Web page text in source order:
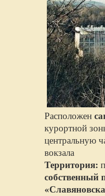
Расположен
курортной
центральную
вокзала
Территория:
собственный